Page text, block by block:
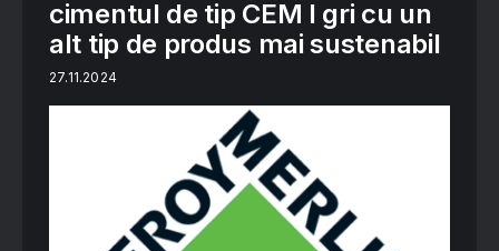
cimentul de tip CEM I gri cu un
alt tip de produs mai sustenabil
27.11.2024